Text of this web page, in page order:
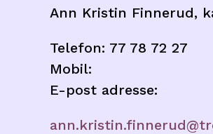
Ann Kristin Finnerud,
Telefon: 77 78 72 27
Mobil:
E-post adresse: